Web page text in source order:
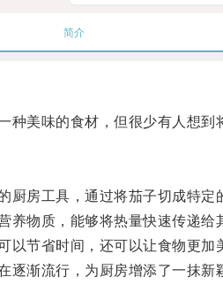
简介
美味的食材，但很少有人想到
房工具，通过将茄子切成特定
物质，能够将热量快速传递给
节省时间，还可以让食物更加
渐流行，为厨房增添了一抹新